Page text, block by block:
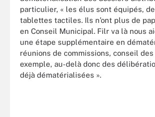
particulier, « les élus sont équipés,
tablettes tactiles. Ils n’ont plus de
en Conseil Municipal. Filr va là nous
une étape supplémentaire en
réunions de commissions, conseil
exemple, au-delà donc des
déjà dématérialisées ».